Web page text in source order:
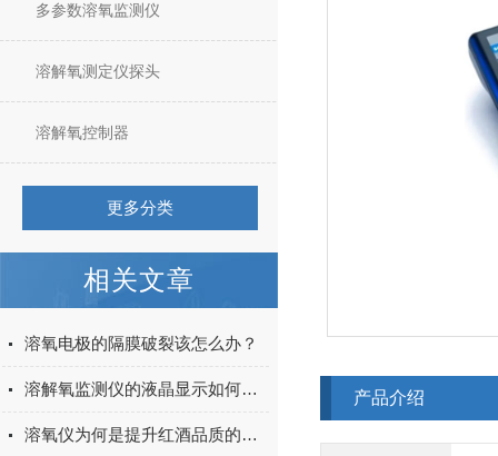
多参数溶氧监测仪
溶解氧测定仪探头
溶解氧控制器
更多分类
相关文章
溶氧电极的隔膜破裂该怎么办？
溶解氧监测仪的液晶显示如何看懂？
溶氧仪为何是提升红酒品质的有力工具？
产品介绍